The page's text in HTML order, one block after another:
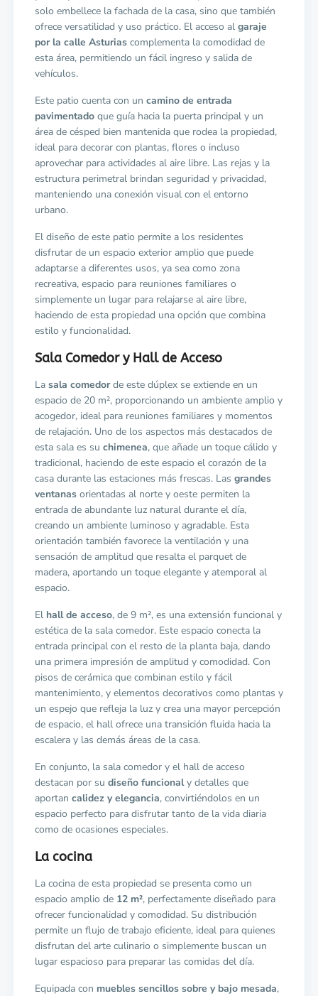
solo embellece la fachada de la casa, sino que también
ofrece versatilidad y uso práctico. El acceso al garaje
por la calle Asturiascomplementa la comodidad de
esta área, permitiendo un fácil ingreso y salida de
vehículos.
Este patio cuenta con un camino de entrada
pavimentadoque guía hacia la puerta principal y un
área de césped bien mantenida que rodea la propiedad,
ideal para decorar con plantas, flores o incluso
aprovechar para actividades al aire libre. Las rejas y la
estructura perimetral brindan seguridad y privacidad,
manteniendo una conexión visual con el entorno
urbano.
El diseño de este patio permite a los residentes
disfrutar de un espacio exterior amplio que puede
adaptarse a diferentes usos, ya sea como zona
recreativa, espacio para reuniones familiares o
simplemente un lugar para relajarse al aire libre,
haciendo de esta propiedad una opción que combina
estilo y funcionalidad.
Sala Comedor y Hall de Acceso
La sala comedorde este dúplex se extiende en un
espacio de 20 m², proporcionando un ambiente amplio y
acogedor, ideal para reuniones familiares y momentos
de relajación. Uno de los aspectos más destacados de
esta sala es su chimenea, que añade un toque cálido y
tradicional, haciendo de este espacio el corazón de la
casa durante las estaciones más frescas. Las grandes
ventanasorientadas al norte y oeste permiten la
entrada de abundante luz natural durante el día,
creando un ambiente luminoso y agradable. Esta
orientación también favorece la ventilación y una
sensación de amplitud que resalta el parquet de
madera, aportando un toque elegante y atemporal al
espacio.
El hall de acceso, de 9 m², es una extensión funcional y
estética de la sala comedor. Este espacio conecta la
entrada principal con el resto de la planta baja, dando
una primera impresión de amplitud y comodidad. Con
pisos de cerámica que combinan estilo y fácil
mantenimiento, y elementos decorativos como plantas y
un espejo que refleja la luz y crea una mayor percepción
de espacio, el hall ofrece una transición fluida hacia la
escalera y las demás áreas de la casa.
En conjunto, la sala comedor y el hall de acceso
destacan por su diseño funcionaly detalles que
aportan calidez y elegancia, convirtiéndolos en un
espacio perfecto para disfrutar tanto de la vida diaria
como de ocasiones especiales.
La cocina
La cocina de esta propiedad se presenta como un
espacio amplio de 12 m², perfectamente diseñado para
ofrecer funcionalidad y comodidad. Su distribución
permite un flujo de trabajo eficiente, ideal para quienes
disfrutan del arte culinario o simplemente buscan un
lugar espacioso para preparar las comidas del día.
Equipada con muebles sencillos sobre y bajo mesada,